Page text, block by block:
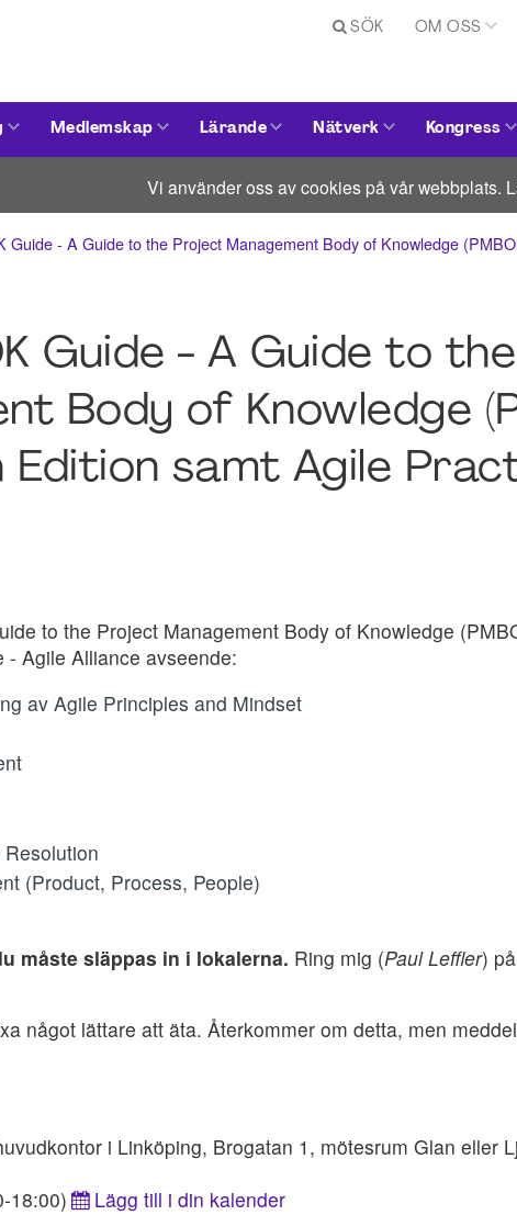
SÖK OM OSS
Medlemskap Lärande Nätverk Kongress
Vi använder oss av cookies på vår webbplats.
Guide - A Guide to the Project Management Body of Knowledge
Guide - A Guide to
Body of Knowledge
Edition samt Agile
to the Project Management Body of Knowledge
Agile Alliance avseende:
av Agile Principles and Mindset
(Product, Process, People)
måste släppas in i lokalerna. Ring mig (Paul Leffler) på
något lättare att äta. Återkommer om detta, men
i Linköping, Brogatan 1, mötesrum Glan eller
18:00)
Lägg till i din kalender